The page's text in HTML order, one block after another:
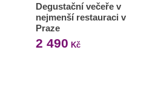
Degustační večeře v
nejmenší restauraci v
Praze
2 490 Kč